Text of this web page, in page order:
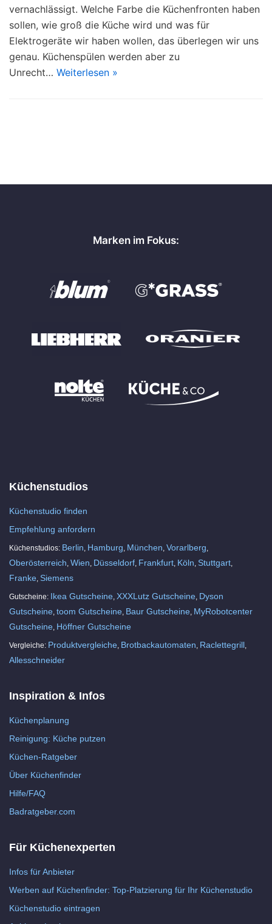
vernachlässigt. Welche Farbe die Küchenfronten haben
sollen, wie groß die Küche wird und was für
Elektrogeräte wir haben wollen, das überlegen wir uns
genau. Küchenspülen werden aber zu
Unrecht… Weiterlesen »
Marken im Fokus:
Küchenstudios
Küchenstudio finden
Empfehlung anfordern
Küchenstudios: Berlin Hamburg München Vorarlberg
Oberösterreich Wien Düsseldorf Frankfurt Köln Stuttgart
Franke Siemens
Gutscheine: Ikea Gutscheine XXXLutz Gutscheine Dyson
Gutscheine toom Gutscheine Baur Gutscheine MyRobotcenter
Gutscheine Höffner Gutscheine
Vergleiche: Produktvergleiche Brotbackautomaten Raclettegrill
Allesschneider
Inspiration & Infos
Küchenplanung
Reinigung: Küche putzen
Küchen-Ratgeber
Über Küchenfinder
Hilfe/FAQ
Badratgeber.com
Für Küchenexperten
Infos für Anbieter
Werben auf Küchenfinder: Top-Platzierung für Ihr Küchenstudio
Küchenstudio eintragen